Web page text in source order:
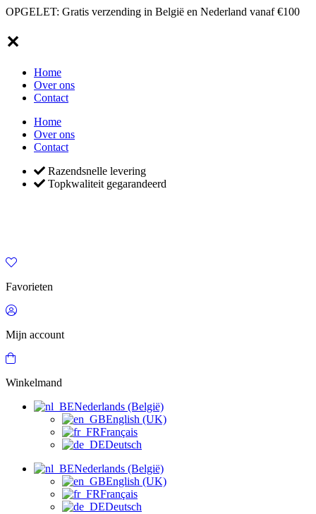
OPGELET: Gratis verzending in België en Nederland vanaf €100
✕
Home
Over ons
Contact
Home
Over ons
Contact
Razendsnelle levering
Topkwaliteit gegarandeerd
Favorieten
Mijn account
Winkelmand
Nederlands (België)
English (UK)
Français
Deutsch
Nederlands (België)
English (UK)
Français
Deutsch